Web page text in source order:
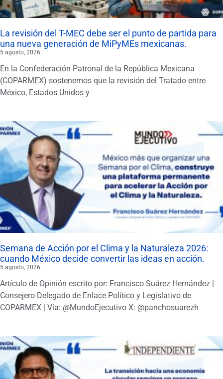
La revisión del T-MEC debe ser el punto de partida para
una nueva generación de MiPyMEs mexicanas.
5 agosto, 2026
En la Confederación Patronal de la República Mexicana
(COPARMEX) sostenemos que la revisión del Tratado entre
México, Estados Unidos y
Semana de Acción por el Clima y la Naturaleza 2026:
cuando México decide convertir las ideas en acción.
5 agosto, 2026
Artículo de Opinión escrito por: Francisco Suárez Hernández |
Consejero Delegado de Enlace Político y Legislativo de
COPARMEX | Vía: @MundoEjecutivo X: @panchosuarezh